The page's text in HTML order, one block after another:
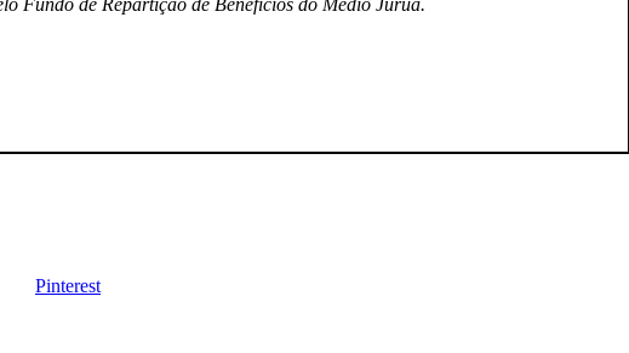
Fundo de Repartição de Benefícios do Médio Juruá.
Pinterest